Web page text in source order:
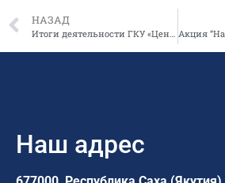
НАЗАД
Итоги деятельности ГКУ «Центр финансового сопровождения системы образования и науки Республики Саха (Якутия) за 2023 год
Наш адрес